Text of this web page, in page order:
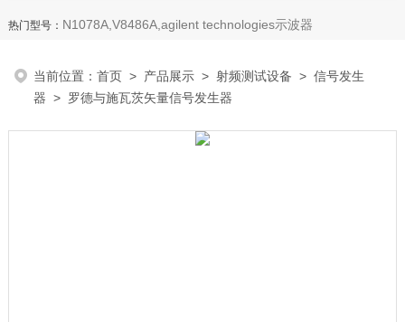
热门型号： N1078A,V8486A,agilent technologies示波器
当前位置：首页 > 产品展示 >射频测试设备 >信号发生
器 > 罗德与施瓦茨矢量信号发生器